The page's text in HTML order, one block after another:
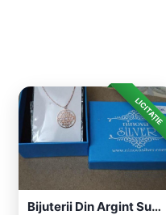
LICITAȚIE
Bijuterii Din Argint Suflate Cu Aur.